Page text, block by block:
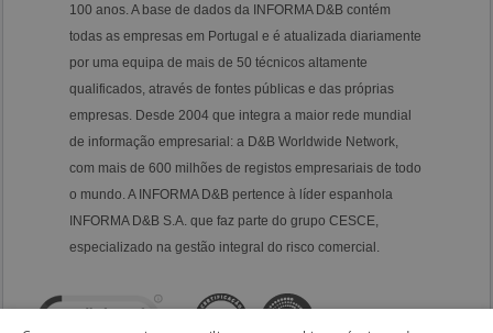
100 anos. A base de dados da INFORMA D&B contém
todas as empresas em Portugal e é atualizada diariamente
por uma equipa de mais de 50 técnicos altamente
qualificados, através de fontes públicas e das próprias
empresas. Desde 2004 que integra a maior rede mundial
de informação empresarial: a D&B Worldwide Network,
com mais de 600 milhões de registos empresariais de todo
o mundo. A INFORMA D&B pertence à líder espanhola
INFORMA D&B S.A. que faz parte do grupo CESCE,
especializado na gestão integral do risco comercial.